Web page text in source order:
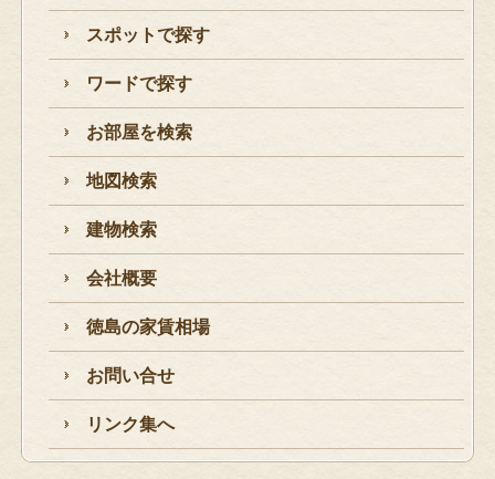
スポットで探す
ワードで探す
お部屋を検索
地図検索
建物検索
会社概要
徳島の家賃相場
お問い合せ
リンク集へ